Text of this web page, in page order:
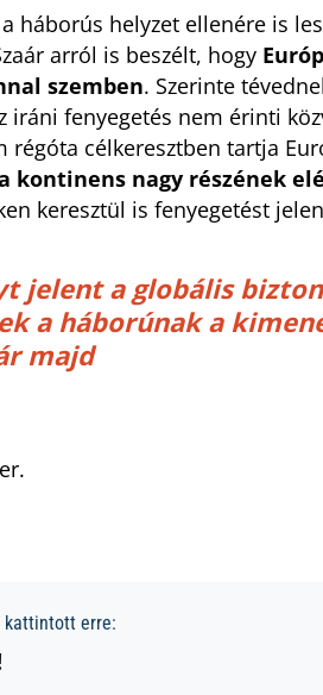
háborús helyzet ellenére is
arról is beszélt, hogy
szemben. Szerinte
iráni fenyegetés nem érinti
célkeresztben tartja
kontinens nagy részének
keresztül is fenyegetést
jelent a globális
a háborúnak a
majd
kattintott erre: